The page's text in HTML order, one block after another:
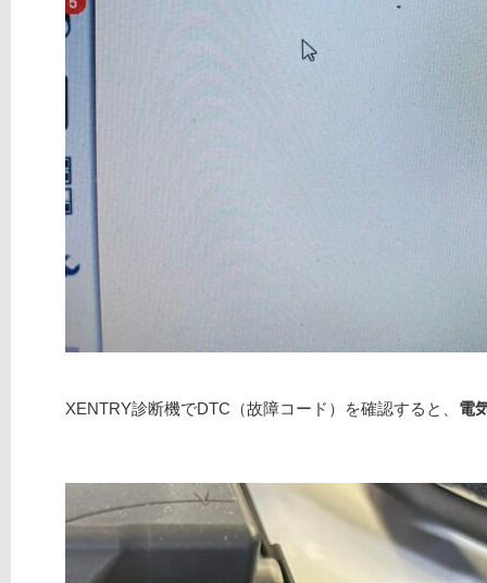
XENTRY診断機でDTC（故障コード）を確認すると、 電